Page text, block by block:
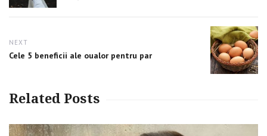
NEXT
Next
Cele 5 beneficii ale oualor pentru par
Related Posts